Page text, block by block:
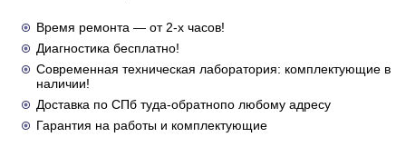
Время ремонта — от 2-х часов!
Диагностика бесплатно!
Современная техническая лаборатория: комплектующие в
наличии!
Доставка по СПб туда-обратнопо любому адресу
Гарантия на работы и комплектующие